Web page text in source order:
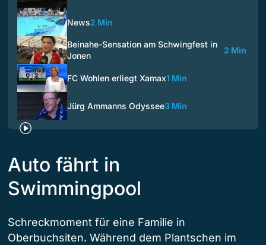
News2 Min
Beinahe-Sensation am Schwingfest in
Jonen
2 Min
FC Wohlen erliegt Xamax1 Min
Jürg Ammanns Odyssee3 Min
Auto fährt in
Swimmingpool
Schreckmoment für eine Familie in
Oberbuchsiten. Während dem Plantschen im